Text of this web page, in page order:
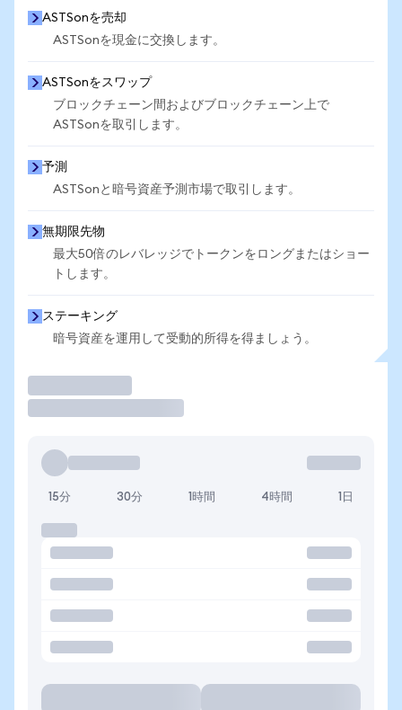
ASTSonを売却
ASTSonを現金に交換します。
ASTSonをスワップ
ブロックチェーン間およびブロックチェーン上で
ASTSonを取引します。
予測
ASTSonと暗号資産予測市場で取引します。
無期限先物
最大50倍のレバレッジでトークンをロングまたはショー
トします。
ステーキング
暗号資産を運用して受動的所得を得ましょう。
15分 30分 1時間 4時間 1日